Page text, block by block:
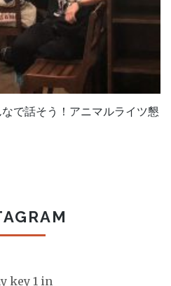
で話そう！アニマルライツ懇
key 1 in